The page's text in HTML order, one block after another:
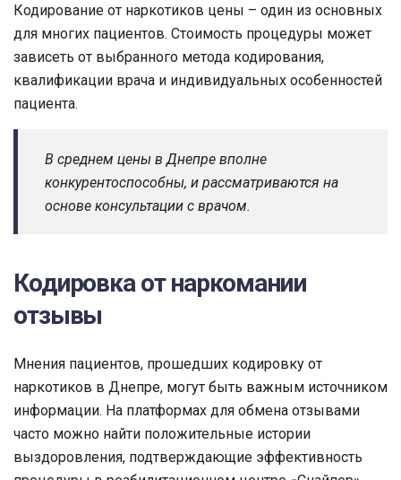
Кодирование от наркотиков цены – один из основных
для многих пациентов. Стоимость процедуры может
зависеть от выбранного метода кодирования,
квалификации врача и индивидуальных особенностей
пациента.
В среднем цены в Днепре вполне
конкурентоспособны, и рассматриваются на
основе консультации с врачом.
Кодировка от наркомании
отзывы
Мнения пациентов, прошедших кодировку от
наркотиков в Днепре, могут быть важным источником
информации. На платформах для обмена отзывами
часто можно найти положительные истории
выздоровления, подтверждающие эффективность